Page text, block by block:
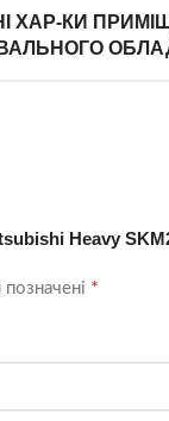
ХАР-КИ
Heavy
*